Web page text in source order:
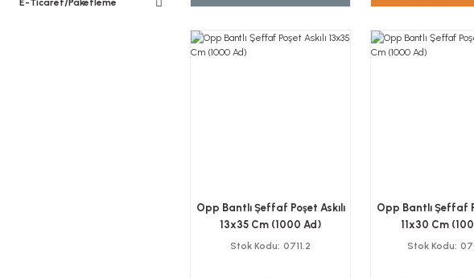
E-Ticaret/Paketleme
Opp Bantlı Şeffaf Poşet Askılı
13x35 Cm (1000 Ad)
Stok Kodu 0711.2
Opp Bantlı Şeffaf
11x30 Cm
Stok Kodu